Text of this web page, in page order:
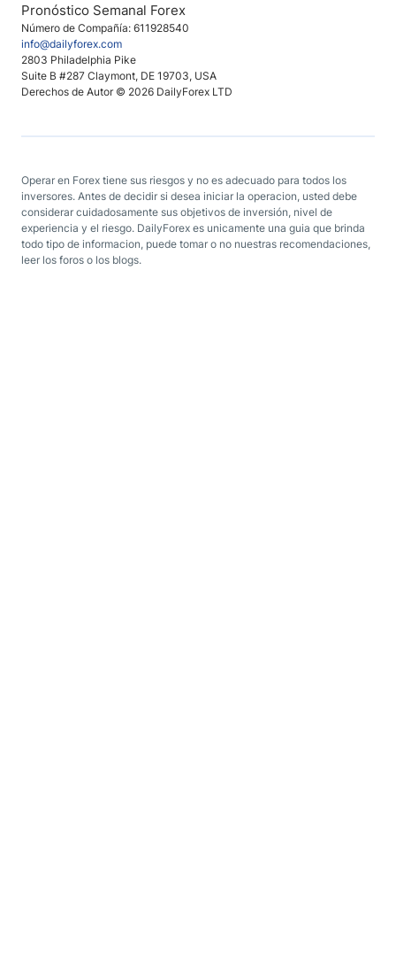
Número de Compañía: 611928540
info@dailyforex.com
2803 Philadelphia Pike
Suite B #287 Claymont, DE 19703, USA
Derechos de Autor © 2026 DailyForex LTD
Pronóstico Semanal Forex
Operar en Forex tiene sus riesgos y no es adecuado para todos los
inversores. Antes de decidir si desea iniciar la operacion, usted debe
considerar cuidadosamente sus objetivos de inversión, nivel de
experiencia y el riesgo. DailyForex es unicamente una guia que brinda
todo tipo de informacion, puede tomar o no nuestras recomendaciones,
leer los foros o los blogs.